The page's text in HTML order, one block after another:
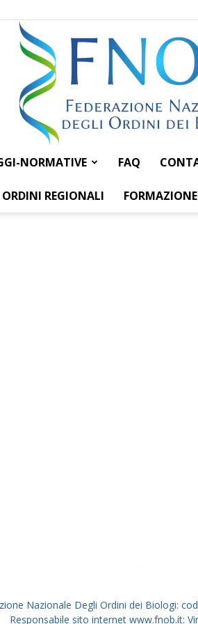
Federazione
NORMATIVE FAQ
ORDINI REGIONALI FORMAZIONE
Nazionale Degli Ordini dei Biologi:
Responsabile sito internet www.fnob.it: